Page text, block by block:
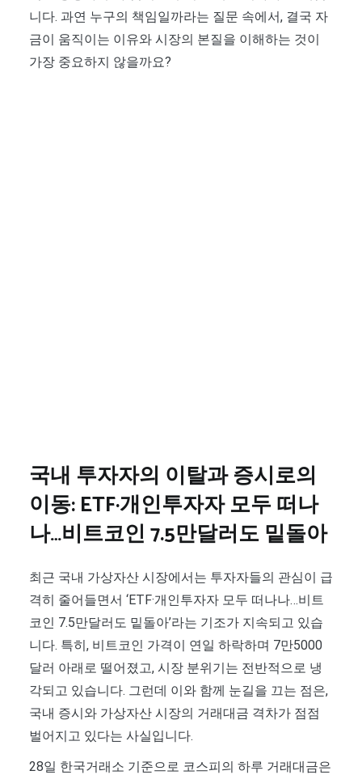
니다. 과연 누구의 책임일까라는 질문 속에서, 결국 자
금이 움직이는 이유와 시장의 본질을 이해하는 것이
가장 중요하지 않을까요?
국내 투자자의 이탈과 증시로의
이동: ETF·개인투자자 모두 떠나
나…비트코인 7.5만달러도 밑돌아
최근 국내 가상자산 시장에서는 투자자들의 관심이 급
격히 줄어들면서 ‘ETF·개인투자자 모두 떠나나…비트
코인 7.5만달러도 밑돌아’라는 기조가 지속되고 있습
니다. 특히, 비트코인 가격이 연일 하락하며 7만5000
달러 아래로 떨어졌고, 시장 분위기는 전반적으로 냉
각되고 있습니다. 그런데 이와 함께 눈길을 끄는 점은,
국내 증시와 가상자산 시장의 거래대금 격차가 점점
벌어지고 있다는 사실입니다.
28일 한국거래소 기준으로 코스피의 하루 거래대금은